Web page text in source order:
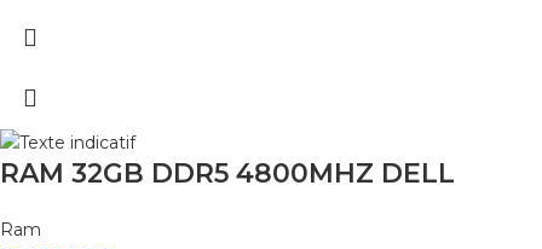
RAM 32GB DDR5 4800MHZ DELL
Ram